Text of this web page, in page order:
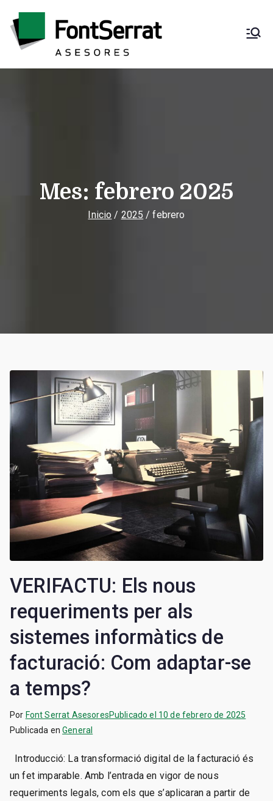
contenido
Font Serrat
Asesores
Mes: febrero 2025
Inicio 2025 febrero
VERIFACTU: Els nous
requeriments per als
sistemes informàtics de
facturació: Com adaptar-se
a temps?
Por Font Serrat AsesoresPublicado el 10 de febrero de 2025
Publicada enGeneral
Introducció: La transformació digital de la facturació és
un fet imparable. Amb l’entrada en vigor de nous
requeriments legals, com els que s’aplicaran a partir de